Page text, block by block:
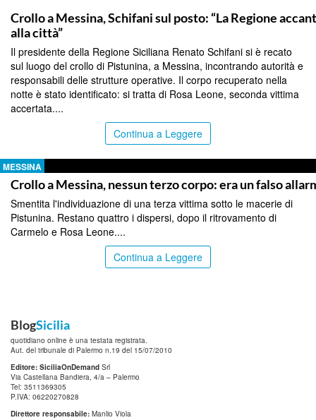
Crollo a Messina, Schifani sul posto: “La Regione
alla città”
Il presidente della Regione Siciliana Renato Schifani si è recato
sul luogo del crollo di Pistunina, a Messina, incontrando autorità e
responsabili delle strutture operative. Il corpo recuperato nella
notte è stato identificato: si tratta di Rosa Leone, seconda vittima
accertata....
Continua a Leggere
MESSINA
Crollo a Messina, nessun terzo corpo: era un falso
Smentita l'individuazione di una terza vittima sotto le macerie di
Pistunina. Restano quattro i dispersi, dopo il ritrovamento di
Carmelo e Rosa Leone....
Continua a Leggere
BlogSicilia
quotidiano online è una testata registrata.
Aut. del tribunale di Palermo n.19 del 15/07/2010
Editore: SiciliaOnDemand Srl
Via Castellana Bandiera, 4/a – Palermo
Tel: 3511369305
P.IVA: 06220270828
Direttore responsabile: Manlio Viola